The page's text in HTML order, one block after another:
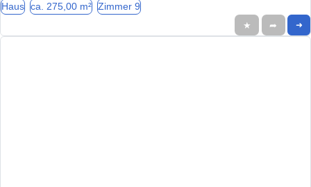
Haus ca. 275,00 m² Zimmer 9
★ ➦ ➜